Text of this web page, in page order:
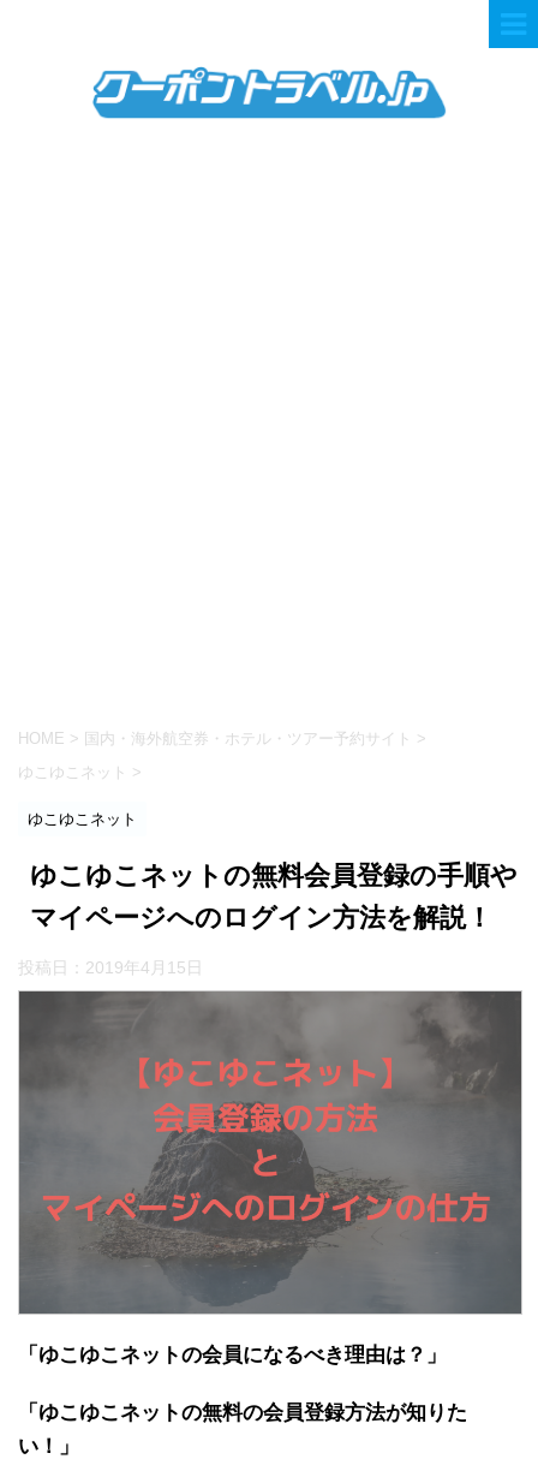
HOME > 国内・海外航空券・ホテル・ツアー予約サイト
>
ゆこゆこネット
>
ゆこゆこネット
ゆこゆこネットの無料会員登録の手順や
マイページへのログイン方法を解説！
投稿日： 2019年4月15日
「ゆこゆこネットの会員になるべき理由は？」
「ゆこゆこネットの無料の会員登録方法が知りた
い！」